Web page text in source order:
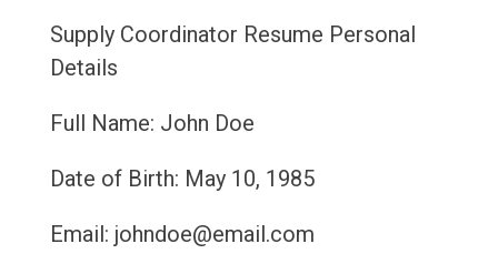
Supply Coordinator Resume Personal
Details
Full Name: John Doe
Date of Birth: May 10, 1985
Email: johndoe@email.com